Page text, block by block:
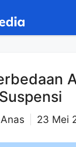
23 Mei